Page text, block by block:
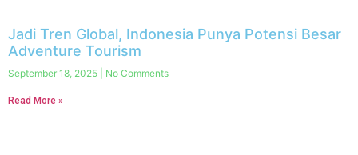
Jadi Tren Global, Indonesia Punya Potensi Besar
Adventure Tourism
September 18, 2025 No Comments
Read More »